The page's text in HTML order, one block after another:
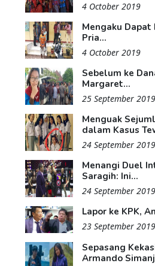
4 October 2019
Mengaku Dapat
Pria...
4 October 2019
Sebelum ke
Margaret...
25 September 2019
Menguak
dalam Kasus
24 September 2019
Menangi Duel
Saragih: Ini...
24 September 2019
Lapor ke KPK,
23 September 2019
Sepasang
Armando